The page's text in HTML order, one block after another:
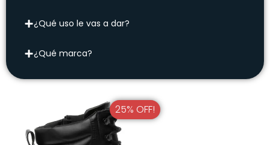
¿Qué uso le vas a dar?
¿Qué marca?
25% OFF!